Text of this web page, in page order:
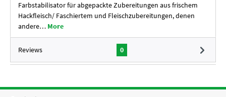
Farbstabilisator für abgepackte Zubereitungen aus frischem
Hackfleisch/ Faschiertem und Fleischzubereitungen, denen
andere… More
Reviews 0